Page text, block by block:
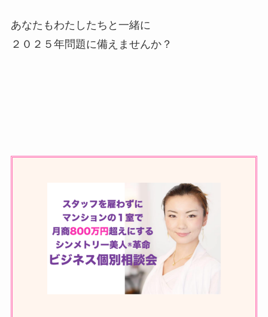
あなたもわたしたちと一緒に
２０２５年問題に備えませんか？